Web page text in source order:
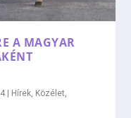
A MAGYAR
| Hírek Közélet